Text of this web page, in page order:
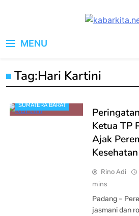
MENU
Tag:Hari Kartini
SUMATERA BARAT
Ketua TP
Ajak
Rino Adi
mins
Padang –
jasmani dan